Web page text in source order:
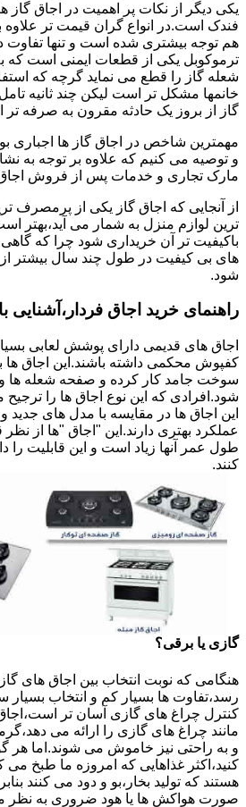
یکی دیگر از نکات پر اهمیت در اجاق گاز
فندک است.در انواع گران قیمت تر علاوه
هم توجه بیشتری شده است و تنها تفاوت
ترموکوبل یکی از قطعات ایمنی است
شعله گاز را قطع می نماید گرچه که
خانمها مشکل تر است لیکن چند ثانیه
گاز از بروز یک حادثه مقرون به صرفه
مهمترین شاخص در اجاق گاز ها اجباری
و توصیه می کنیم که علاوه بر توجه به نشان
مارک تجاری و خدمات پس از فروش اجاق
از آنجایی که اجاق گاز یکی از پرمصرف
ترین لوازم منزل به شمار می آید،بهتر
باکیفیت تر آن خریداری شود چرا که گاهی
های بی کیفیت در طول چند سال بیشتر
شود.
راهنمای خرید اجاق فردار،آشنایی
اجاق های قدیمی دارای پوشش لعابی
کفپوش محکمی داشته باشند.این اجاق ها
سوخت جامد کار کرده و صفحه شعله ها و
شود.افرادی که این نوع اجاق ها را ترجیح
این اجاق ها در مقایسه با مدل های جدید
عملکرد بهتری دارند.این "اجاق "ها از نظر
طول عمر آنها زیاد است و این قابلیت را
کنند.
گازی یا برقی؟
هنگامی که نوبت انتخاب بین اجاق های
رسد،تفاوت ها بسیار کم و انتخاب
کنترل چراغ های گازی آسان تر
مانند چراغ های گازی را ارائه می
و به راحتی نیز خاموش می شوند.اما هر
کنید،اکثر غذاهایی که امروزه ما طبخ می
هستند که تولید بخار،بو و دود می کنند
صورت هواکش ها یا هود ضروری به نظر